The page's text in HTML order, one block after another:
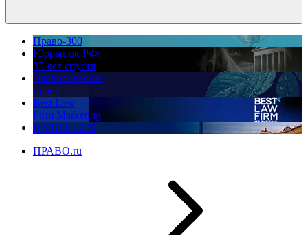
Право-300
Юррынок РФ:
35 лет спустя
Экологическое
право
Best Law
Firm Marketing
ПМЮФ 2026
ПРАВО.ru